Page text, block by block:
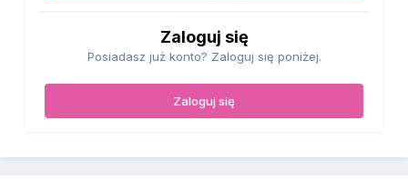
Zaloguj się
Posiadasz już konto? Zaloguj się poniżej.
Zaloguj się